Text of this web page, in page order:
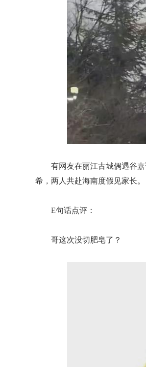
有网友在丽江古城偶遇谷
希，两人共赴海南度假见家长。
E句话点评：
哥这次没切肥皂了？